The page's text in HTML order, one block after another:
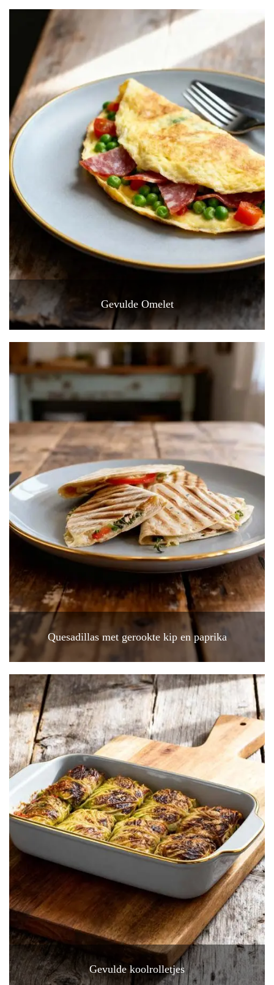
Gevulde Omelet
Quesadillas met gerookte kip en paprika
Gevulde koolrolletjes